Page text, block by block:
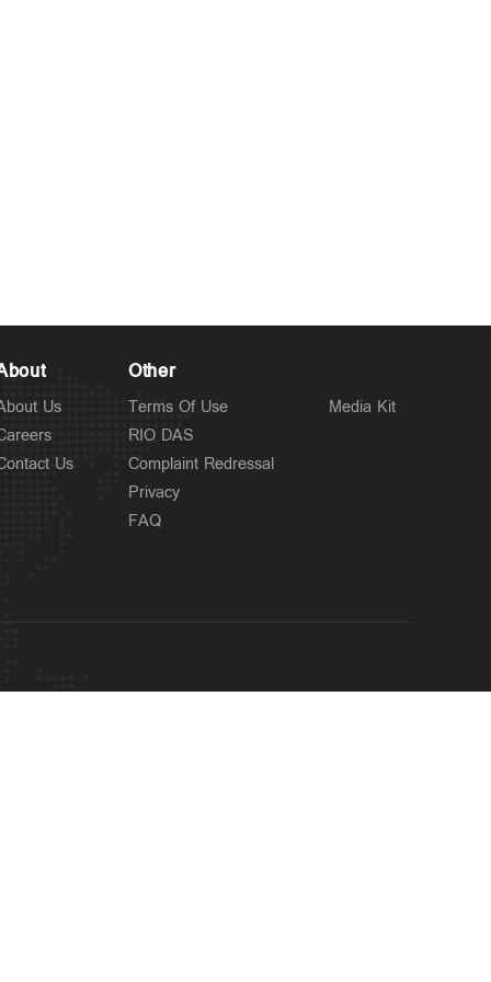
Us
Us
Other
Terms Of Use
RIO DAS
Complaint Redressal
Privacy
FAQ
Media Kit